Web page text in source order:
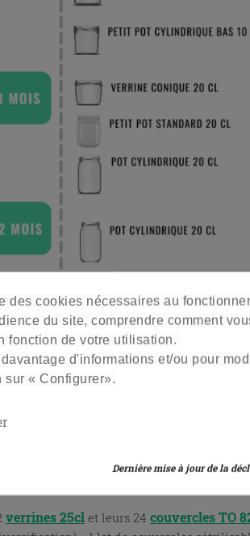
sur le pack Boboco
kit spécialement
adepte de petits plats maison pour bébé,
nombre de pots :
petits pots standards 20cl avec réserve
verrines 25cl et leurs 24 couvercles TO
des cookies nécessaires au
du site, comprendre comment
fonction de votre utilisation.
d'informations et/ou pour
sur « Configurer».
Dernière mise à jour de la